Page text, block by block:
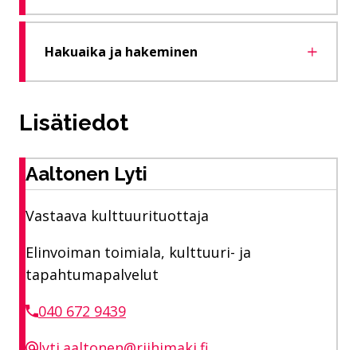
Hakuaika ja hakeminen
Lisätiedot
Aaltonen Lyti
Vastaava kulttuurituottaja
Elinvoiman toimiala, kulttuuri- ja
tapahtumapalvelut
040 672 9439